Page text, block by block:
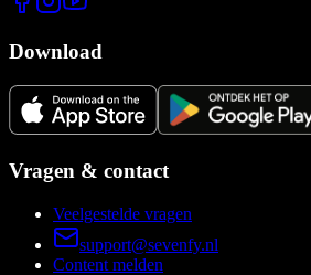
Download
Vragen & contact
Veelgestelde vragen
support@sevenfy.nl
Content melden